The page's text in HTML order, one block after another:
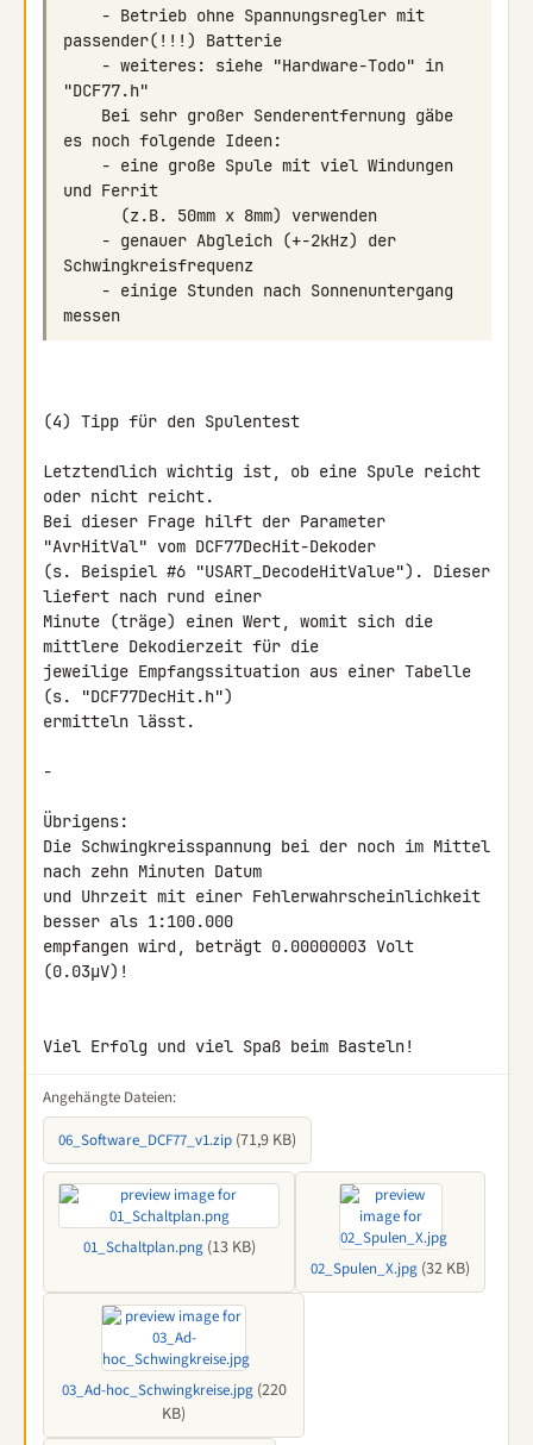
(4) Tipp für den Spulentest
Letztendlich wichtig ist, ob eine Spule reicht
oder nicht reicht.
Bei dieser Frage hilft der Parameter
"AvrHitVal" vom DCF77DecHit-Dekoder
(s. Beispiel #6 "USART_DecodeHitValue"). Dieser
liefert nach rund einer
Minute (träge) einen Wert, womit sich die
mittlere Dekodierzeit für die
jeweilige Empfangssituation aus einer Tabelle
(s. "DCF77DecHit.h")
ermitteln lässt.
-
Übrigens:
Die Schwingkreisspannung bei der noch im Mittel
nach zehn Minuten Datum
und Uhrzeit mit einer Fehlerwahrscheinlichkeit
besser als 1:100.000
empfangen wird, beträgt 0.00000003 Volt
(0.03µV)!
Viel Erfolg und viel Spaß beim Basteln!
Angehängte Dateien:
06_Software_DCF77_v1.zip (71,9 KB)
01_Schaltplan.png(13 KB)
02_Spulen_X.jpg (32 KB)
03_Ad-hoc_Schwingkreise.jpg(220
KB)